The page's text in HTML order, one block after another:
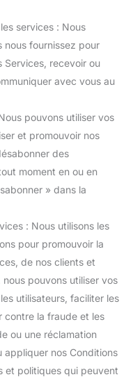
services : Nous
nous fournissez pour
recevoir ou
avec vous au
pouvons utiliser vos
et promouvoir nos
des
moment en ou en
» dans la
: Nous utilisons les
pour promouvoir la
de nos clients et
pouvons utiliser vos
utilisateurs, faciliter les
contre la fraude et les
ou une réclamation
appliquer nos Conditions
et politiques qui peuvent